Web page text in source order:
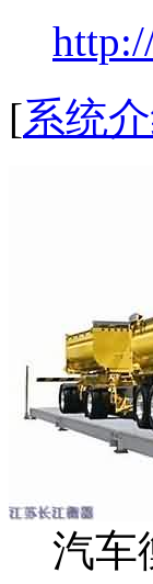
[系统
汽车